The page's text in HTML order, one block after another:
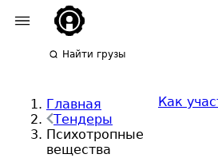
Найти грузы
Главная
Тендеры
Психотропные
вещества
Как